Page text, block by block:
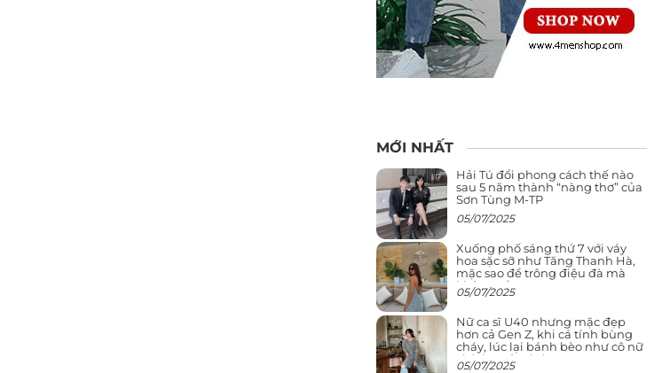
MỚI NHẤT
Hải Tú đổi phong cách thế nào
sau 5 năm thành “nàng thơ” của
Sơn Tùng M-TP
05/07/2025
Xuống phố sáng thứ 7 với váy
hoa sặc sỡ như Tăng Thanh Hà,
mặc sao để trông điệu đà mà
không sến
05/07/2025
Nữ ca sĩ U40 nhưng mặc đẹp
hơn cả Gen Z, khi cá tính bùng
cháy, lúc lại bánh bèo như cô nữ
chính ngôn tình
05/07/2025